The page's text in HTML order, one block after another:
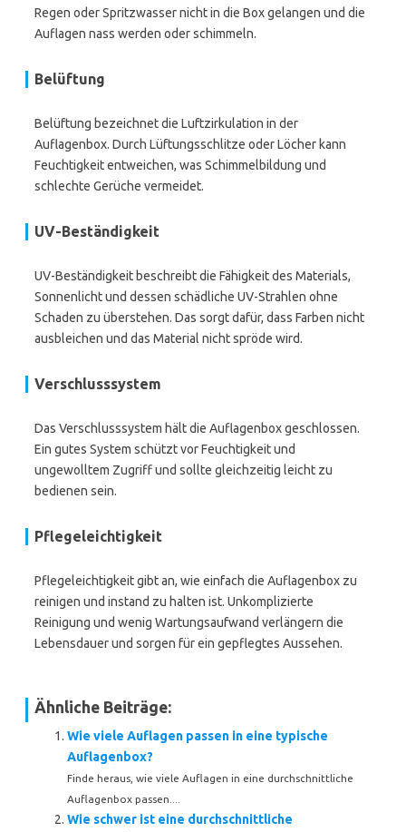
Regen oder Spritzwasser nicht in die Box gelangen und die
Auflagen nass werden oder schimmeln.
Belüftung
Belüftung bezeichnet die Luftzirkulation in der
Auflagenbox. Durch Lüftungsschlitze oder Löcher kann
Feuchtigkeit entweichen, was Schimmelbildung und
schlechte Gerüche vermeidet.
UV-Beständigkeit
UV-Beständigkeit beschreibt die Fähigkeit des Materials,
Sonnenlicht und dessen schädliche UV-Strahlen ohne
Schaden zu überstehen. Das sorgt dafür, dass Farben nicht
ausbleichen und das Material nicht spröde wird.
Verschlusssystem
Das Verschlusssystem hält die Auflagenbox geschlossen.
Ein gutes System schützt vor Feuchtigkeit und
ungewolltem Zugriff und sollte gleichzeitig leicht zu
bedienen sein.
Pflegeleichtigkeit
Pflegeleichtigkeit gibt an, wie einfach die Auflagenbox zu
reinigen und instand zu halten ist. Unkomplizierte
Reinigung und wenig Wartungsaufwand verlängern die
Lebensdauer und sorgen für ein gepflegtes Aussehen.
Ähnliche Beiträge:
Wie viele Auflagen passen in eine typische
Auflagenbox?
Finde heraus, wie viele Auflagen in eine durchschnittliche
Auflagenbox passen....
Wie schwer ist eine durchschnittliche